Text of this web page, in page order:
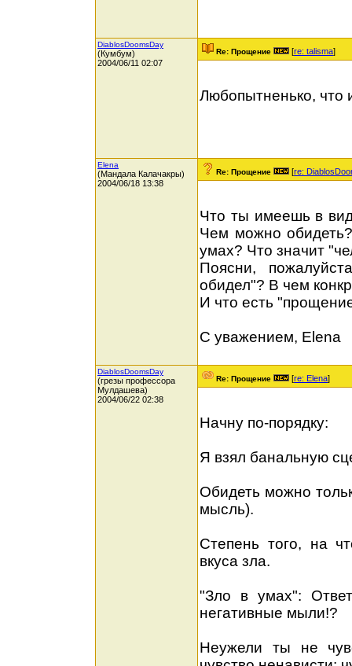
DiablosDoomsDay
(Кумбум)
2004/06/11 02:07
Re: Прощение [re: talisma]
Любопытненько, что
Elena
(Мандала Калачакры)
2004/06/18 13:38
Re: Прощение [re:
Что ты имеешь в
Чем можно
умах? Что значит
Поясни,
обидел"? В чем
И что есть
С уважением, Elena
DiablosDoomsDay
(грезы профессора
Мулдашева)
2004/06/22 02:38
Re: Прощение [re: Elena]
Начну по-порядку:
Я взял банальную
Обидеть можно
мысль).
Степень того, на
вкуса зла.
"Зло в умах":
негативные мыли!?
Неужели ты не